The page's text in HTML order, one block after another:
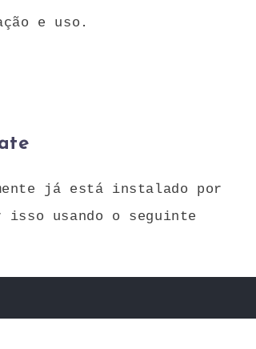
e uso.
já está instalado por
usando o seguinte